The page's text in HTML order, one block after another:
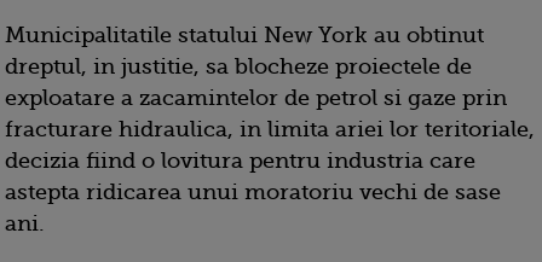
Municipalitatile statului New York au obtinut
dreptul, in justitie, sa blocheze proiectele de
exploatare a zacamintelor de petrol si gaze prin
fracturare hidraulica, in limita ariei lor teritoriale,
decizia fiind o lovitura pentru industria care
astepta ridicarea unui moratoriu vechi de sase
ani.